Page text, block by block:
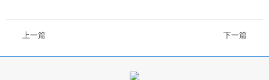
上一篇 下一篇